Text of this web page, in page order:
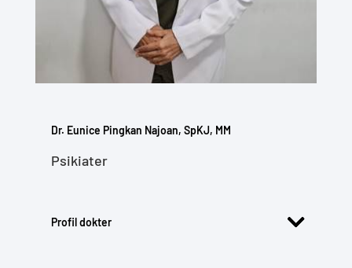
Dr. Eunice Pingkan Najoan, SpKJ, MM
Psikiater
Profil dokter